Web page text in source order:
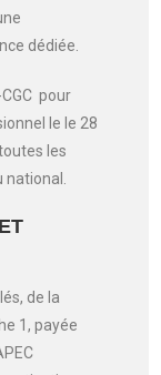
dédiée.
pour
le le 28
les
de la
1, payée